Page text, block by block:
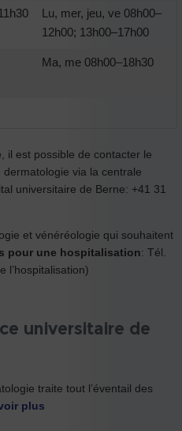
Lu, mer, jeu, ve 08h00–
12h00; 13h00–17h00
Ma, me 08h00–18h30
, il est possible de contacter le
via la centrale
universitaire de Berne: +41 31
et vénéréologie qui souhaitent
pour une hospitalisation: Tél.
l’hospitalisation)
universitaire de
traite tout l’éventail des
plus